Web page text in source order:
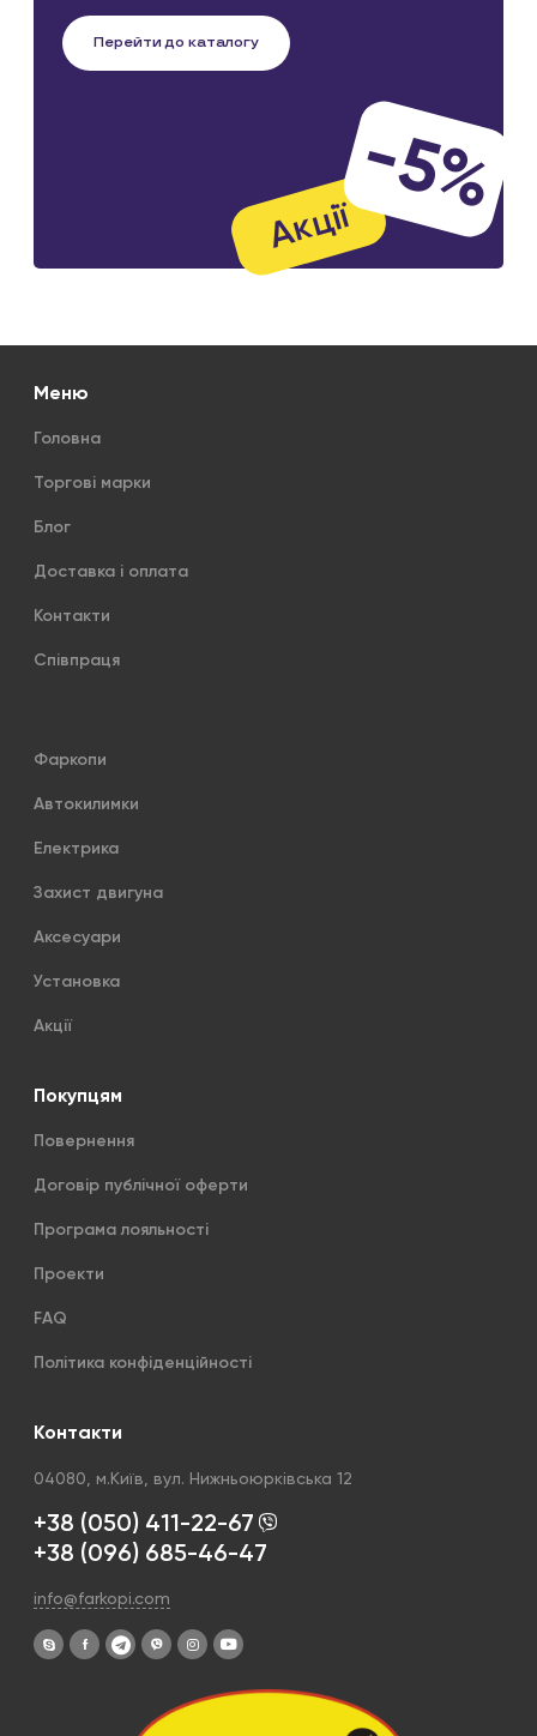
Перейти до каталогу
-5%
Акції
Меню
Головна
Торгові марки
Блог
Доставка і оплата
Контакти
Співпраця
Фаркопи
Автокилимки
Електрика
Захист двигуна
Аксесуари
Установка
Акції
Покупцям
Повернення
Договір публічної оферти
Програма лояльності
Проекти
FAQ
Політика конфіденційності
Контакти
04080, м.Київ, вул. Нижньоюрківська 12
+38 (050) 411-22-67
+38 (096) 685-46-47
info@farkopi.com